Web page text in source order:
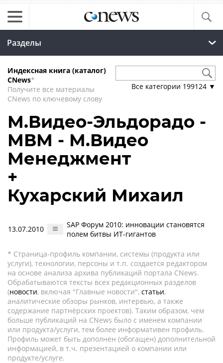
Разделы
Индексная книга (каталог)
CNews*
Получите все материалы
CNews по ключевому слову
Все категории 199124 ▼
М.Видео-Эльдорадо -
МВМ - М.Видео
Менеджмент
+
Кухарский Михаил
13.07.2010
SAP Форум 2010: инновации становятся
полем битвы ИТ-гигантов
* Страница-профиль компании, системы (продукта или
услуги), технологии, персоны и т.п. создается редактором
на основе анализа архива публикаций портала CNews.
Обрабатываются тексты всех редакционных разделов
(новости, включая "Главные новости", статьи,
аналитические обзоры рынков, интервью, а также
содержание партнёрских проектов). Таким образом, чем
больше публикаций на CNews было с именем компании
или продукта/услуги, тем более информативен профиль.
Профиль может быть дополнен (обогащен) дополнительной
информацией, в т.ч. презентацией о компании или
продукте/услуге.